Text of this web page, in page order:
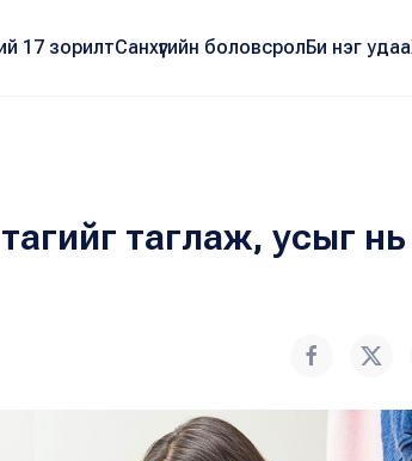
17 зорилтСанхүүгийн боловсролБи нэг удаа
таглаж, усыг нь